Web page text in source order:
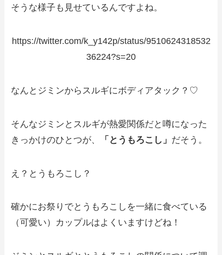
そうな様子も見せているんですよね。
https://twitter.com/k_y142p/status/9510624318532
36224?s=20
なんとジミンからスルギにボディアタック？♡
そんなジミンとスルギが熱愛関係だと噂になった
きっかけのひとつが、
「とうもろこし」 だそう。
え？とうもろこし？
確かにお祭りでとうもろこしを一緒に食べている
（可愛い）カップルはよくいますけどね！